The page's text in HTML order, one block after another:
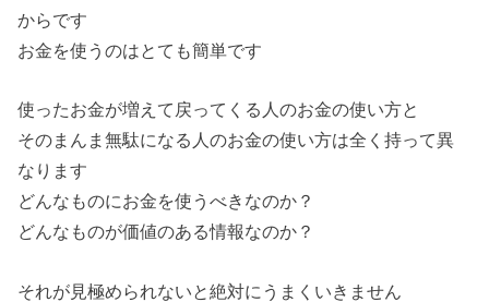
からです
お金を使うのはとても簡単です
使ったお金が増えて戻ってくる人のお金の使い方と
そのまんま無駄になる人のお金の使い方は全く持って異
なります
どんなものにお金を使うべきなのか？
どんなものが価値のある情報なのか？
それが見極められないと絶対にうまくいきません